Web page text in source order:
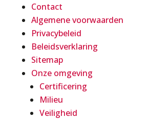
Contact
Algemene voorwaarden
Privacybeleid
Beleidsverklaring
Sitemap
Onze omgeving
Certificering
Milieu
Veiligheid